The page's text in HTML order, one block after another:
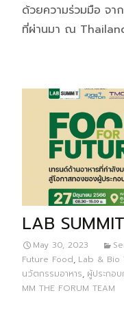
ด้วยความร่วมมือ จา
ที่ผ่านมา ณ
LAB
May 30, 2023
Future Food, Lab & Bio
นวัตกรรมอาหาร, ผู้ประกอบ
MM THE FORUM TEAM